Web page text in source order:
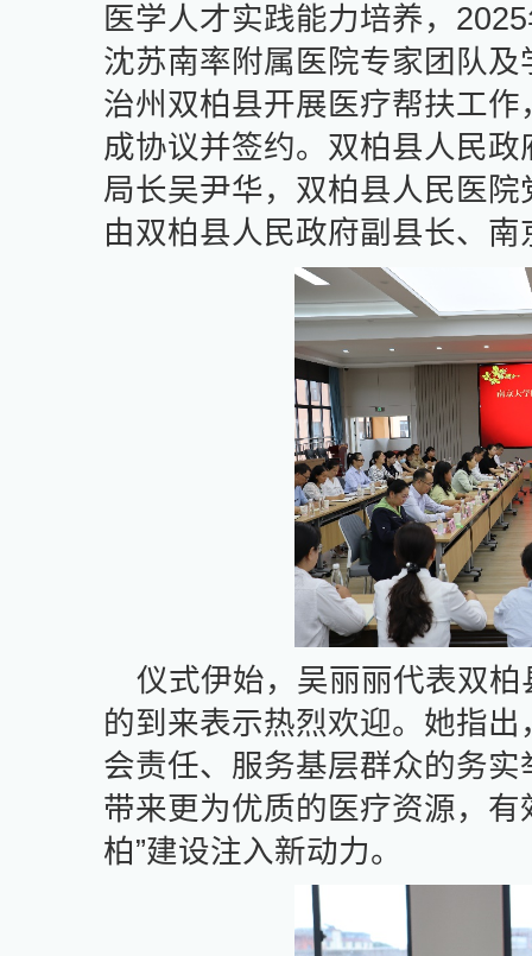
医学人才实践能力培养， 2025
沈苏南率附属医院专家团队
治州双柏县开展医疗帮扶工
成协议并签约。双柏县人民
局长吴尹华，双柏县人民医
由双柏县人民政府副县长、
仪式伊始，吴丽丽代表双
的到来表示热烈欢迎。她指
会责任、服务基层群众的务
带来更为优质的医疗资源，
柏”建设注入新动力。